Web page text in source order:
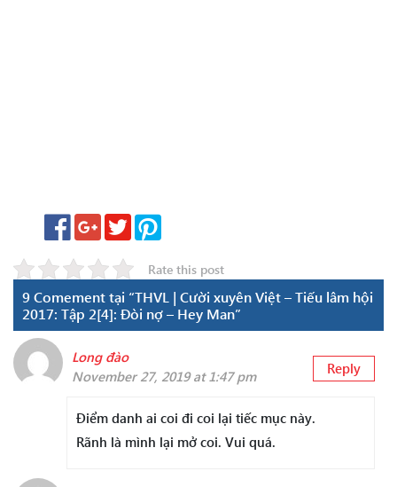
Rate this post
9 Comement tại “THVL | Cười xuyên Việt – Tiếu lâm hội
2017: Tập 2[4]: Đòi nợ – Hey Man”
Long đào
November 27, 2019 at 1:47 pm
Reply
Điểm danh ai coi đi coi lại tiếc mục này.
Rãnh là mình lại mở coi. Vui quá.